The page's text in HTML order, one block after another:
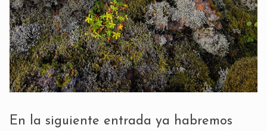
En la siguiente entrada ya habremos